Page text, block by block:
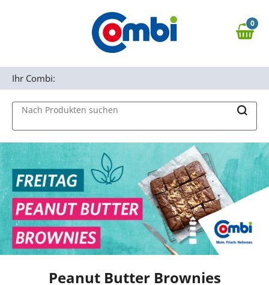
Zur Navigation springen
0,00 €
0
Nach Produkten suchen
Ihr Combi:
Peanut Butter Brownies